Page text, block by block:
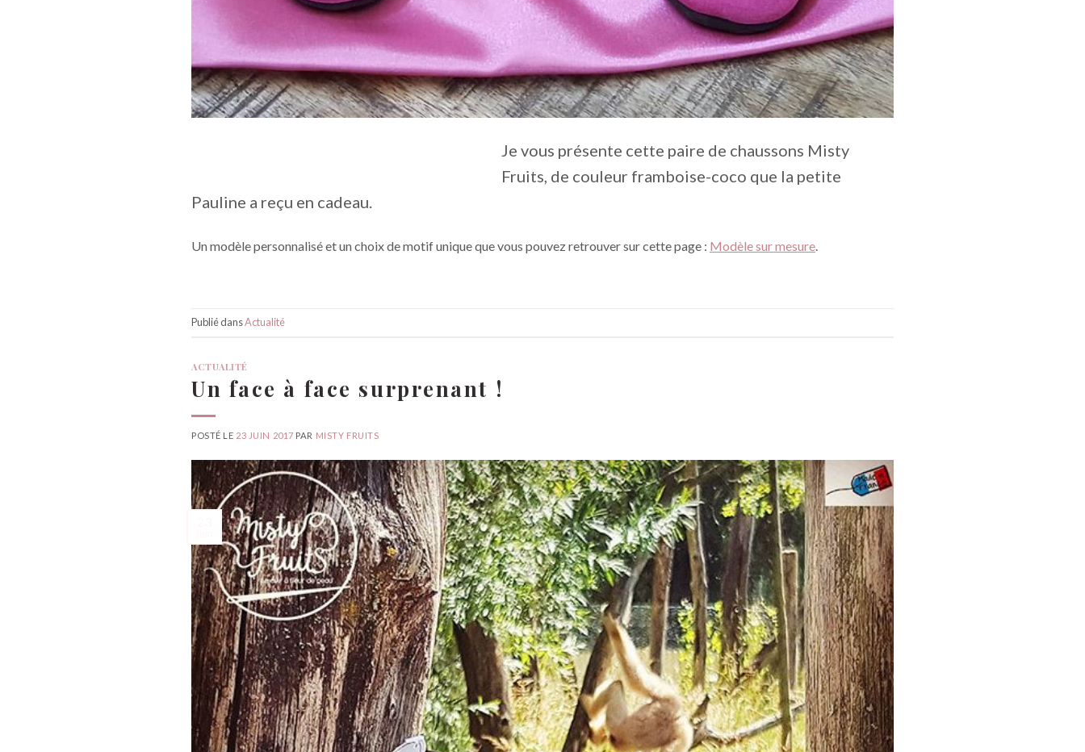
Je vous présente cette paire de chaussons Misty
Fruits, de couleur framboise-coco que la petite
Pauline a reçu en cadeau.
Un modèle personnalisé et un choix de motif unique que vous pouvez retrouver sur cette page : Modèle sur mesure
Publié dansActualité
ACTUALITÉ
Un face à face surprenant !
POSTÉ LE 23 JUIN 2017 PAR MISTY FRUITS